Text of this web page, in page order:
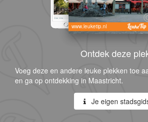
www.leuketip.nl
Ontdek deze
Voeg deze en andere leuke plekken toe
en ga op ontdekking in Maastricht.
Je eigen